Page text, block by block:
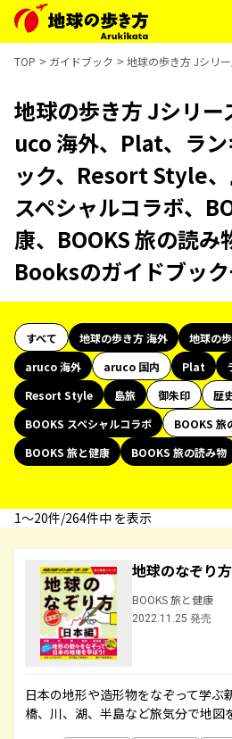
TOP ガイドブック 地球の歩き方 Jシリ
地球の歩き方 Jシリ
uco 海外、Plat、ラ
ック、Resort Style、
スペシャルコラボ、
康、BOOKS 旅の読み
Booksのガイドブッ
すべて 地球の歩き方 海外
地球の
aruco 海外
aruco 国内 Plat
Resort Style
島旅 御朱印 歴
BOOKS スペシャルコラボ
BOOKS 旅
BOOKS 旅と健康
BOOKS 旅の読み物
1〜20件/264件中 を表示
地球のなぞ
BOOKS 旅と健康
2022.11.25 発売
日本の地形や造形物をなぞって学ぶ
橋、川、湖、半島など旅気分で地図